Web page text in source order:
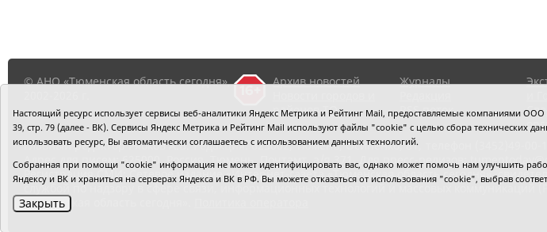
© АНО «Тюменская область сегодня»,
Архив новостей
районов ТО
Журналы
RSS поток
Главный редактор Рябков А.В. Редакция: 625002, Тюмень, Осипенко, 81,
Адрес для писем: 625000, Россия, Тюмень, Почтамт, а/я 371. Для пресс-релизов:
Регистрация СМИ: Сетевое издание «Интернет-газета «Тюменская область сегодня»,
службой по надзору в сфере связи, информационных технологий и массовых коммуникаций
«Тюменская область сегодня».
Настоящий ресурс использует сервисы веб-аналитики Яндекс Метрика и Рейтинг Mail, предоставляемые компаниями
39, стр. 79 (далее - ВК). Сервисы Яндекс Метрика и Рейтинг Mail используют файлы "cookie" с целью сбора технических
использовать ресурс, Вы автоматически соглашаетесь с использованием данных технологий.
Собранная при помощи "cookie" информация не может идентифицировать вас, однако может помочь нам улучшить
Яндексу и ВК и храниться на серверах Яндекса и ВК в РФ. Вы можете отказаться от использования "cookie", выбрав
Закрыть